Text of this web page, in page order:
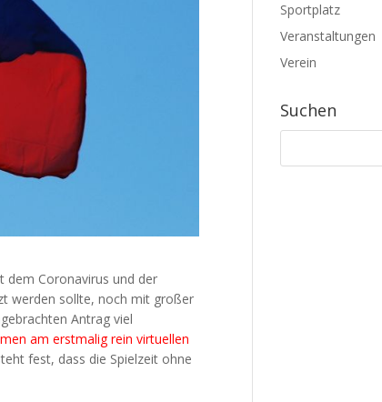
dem Coronavirus und der
werden sollte, noch mit großer
Antrag viel
am erstmalig rein virtuellen
fest, dass die Spielzeit ohne
Sportplatz
Veranstaltungen
Verein
Suchen